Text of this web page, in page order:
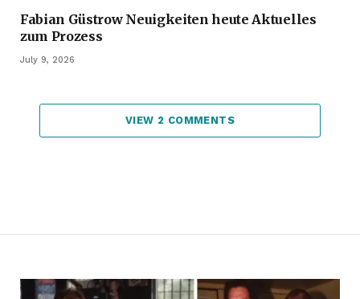
Fabian Güstrow Neuigkeiten heute Aktuelles
zum Prozess
July 9, 2026
VIEW 2 COMMENTS